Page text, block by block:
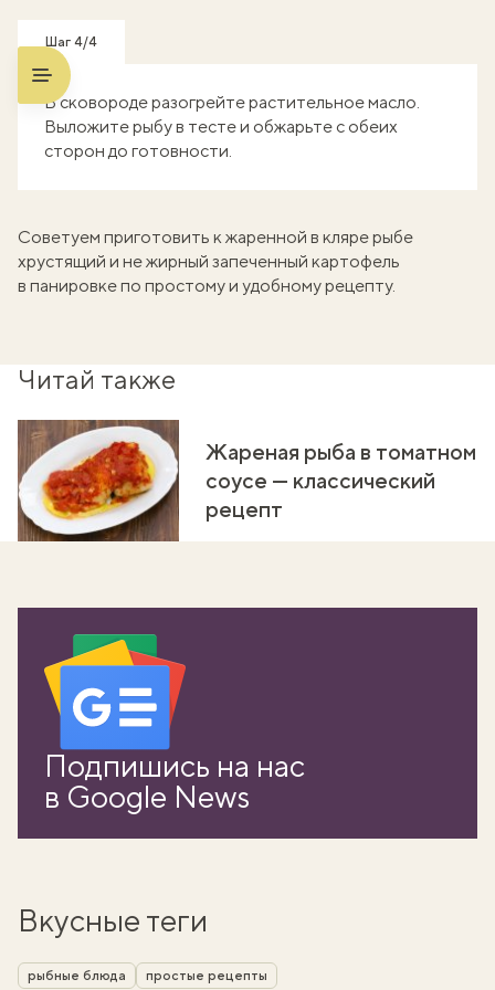
Шаг 4/4
В сковороде разогрейте растительное масло.
Выложите рыбу в тесте и обжарьте с обеих
сторон до готовности.
Советуем приготовить к жаренной в кляре рыбе
хрустящий и не жирный запеченный картофель
в панировкепо простому и удобному рецепту.
Читай также
Жареная рыба в томатном
соусе — классический
рецепт
Подпишись на нас
в Google News
Вкусные теги
рыбные блюда простые рецепты